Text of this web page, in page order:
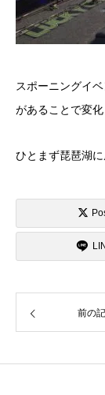
スポーニングイ
があることで変
ひとまず琵琶湖に
前の